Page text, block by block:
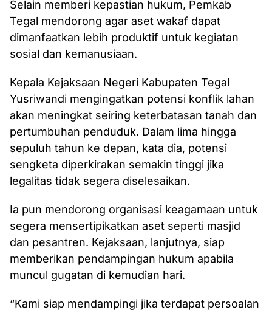
Selain memberi kepastian hukum, Pemkab
Tegal mendorong agar aset wakaf dapat
dimanfaatkan lebih produktif untuk kegiatan
sosial dan kemanusiaan.
Kepala Kejaksaan Negeri Kabupaten Tegal
Yusriwandi mengingatkan potensi konflik lahan
akan meningkat seiring keterbatasan tanah dan
pertumbuhan penduduk. Dalam lima hingga
sepuluh tahun ke depan, kata dia, potensi
sengketa diperkirakan semakin tinggi jika
legalitas tidak segera diselesaikan.
Ia pun mendorong organisasi keagamaan untuk
segera mensertipikatkan aset seperti masjid
dan pesantren. Kejaksaan, lanjutnya, siap
memberikan pendampingan hukum apabila
muncul gugatan di kemudian hari.
“Kami siap mendampingi jika terdapat persoalan